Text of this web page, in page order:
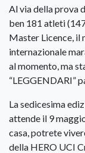
Al via della prova
ben 181 atleti
Master Licence, il
internazionale
al momento, ma
“LEGGENDARI”
La sedicesima
attende il 9
casa, potrete
della HERO UCI